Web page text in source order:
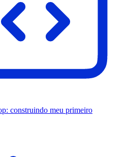
construindo meu primeiro